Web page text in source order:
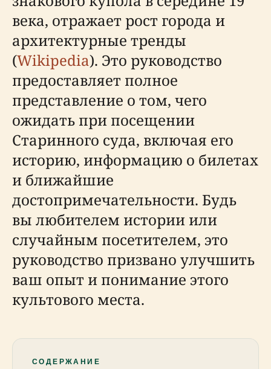
века, отражает рост города и
архитектурные тренды
(Wikipedia). Это руководство
предоставляет полное
представление о том, чего
ожидать при посещении
Старинного суда, включая его
историю, информацию о билетах
и ближайшие
достопримечательности. Будь
вы любителем истории или
случайным посетителем, это
руководство призвано улучшить
ваш опыт и понимание этого
культового места.
СОДЕРЖАНИЕ